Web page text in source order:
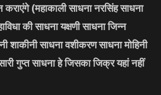
कराएंगे (महाकाली साधना नरसिंह साधना
की साधना यक्षणी साधना जिन्न
शाकीनी साधना वशीकरण साधना मोहिनी
गुप्त साधना हे जिसका जिक्र यहां नहीं